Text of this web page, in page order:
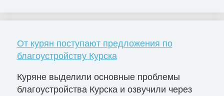
От курян поступают предложения по
благоустройству Курска
Куряне выделили основные проблемы
благоустройства Курска и озвучили через